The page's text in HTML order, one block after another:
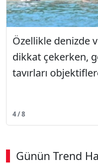
Özellikle denizde
dikkat çekerken,
tavırları
4 / 8
Günün Trend